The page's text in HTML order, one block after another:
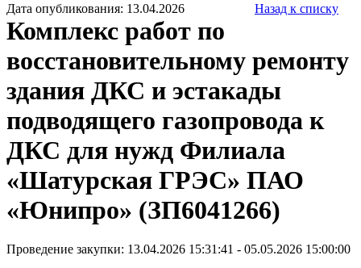
Дата опубликования: 13.04.2026 Назад к списку
Комплекс работ по
восстановительному ремонту
здания ДКС и эстакады
подводящего газопровода к
ДКС для нужд Филиала
«Шатурская ГРЭС» ПАО
«Юнипро» (ЗП6041266)
Проведение закупки: 13.04.2026 15:31:41 - 05.05.2026 15:00:00